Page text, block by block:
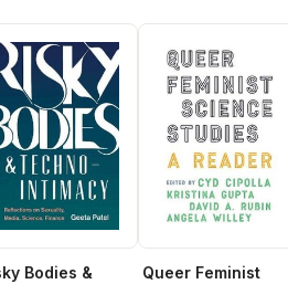
Bodies &
Queer Feminist